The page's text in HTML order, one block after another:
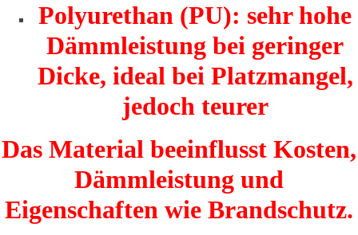
Polyurethan (PU): sehr hohe
Dämmleistung bei geringer
Dicke, ideal bei Platzmangel,
jedoch teurer
Das Material beeinflusst Kosten,
Dämmleistung und
Eigenschaften wie Brandschutz.